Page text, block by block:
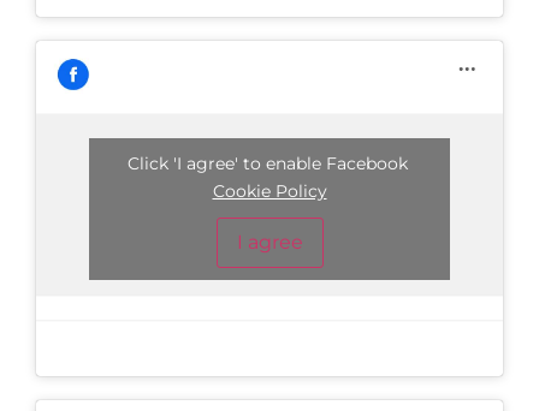
Click 'I agree' to enable Facebook
Cookie Policy
I agree